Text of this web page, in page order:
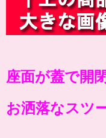
座面が蓋で開
お洒落なスツ